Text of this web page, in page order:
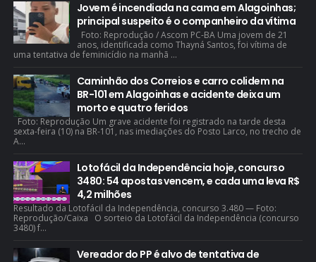
Jovem é incendiada na cama em Alagoinhas;
principal suspeito é o companheiro da vítima
Foto: Reprodução / Ascom PC-BA Uma jovem de 21
anos, identificada como Thayná Santos, foi vítima de
uma tentativa de feminicídio na manhã ...
Caminhão dos Correios e carro colidem na
BR-101 em Alagoinhas e acidente deixa um
morto e quatro feridos
Foto: Reprodução Um grave acidente foi registrado na tarde desta
sexta-feira (10) na BR-101, nas imediações do Posto Larco, no trecho de
A...
Lotofácil da Independência hoje, concurso
3480: 54 apostas vencem, e cada uma leva R$
4,2 milhões
Resultado da Lotofácil da Independência, concurso 3.480 — Foto:
Reprodução/Caixa O sorteio da Lotofácil da Independência (concurso
3480) f...
Vereador do PP é alvo de tentativa de